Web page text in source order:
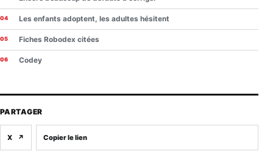
Les enfants adoptent, les adultes hésitent
Fiches Robodex citées
Codey
PARTAGER
X ↗ Copier le lien